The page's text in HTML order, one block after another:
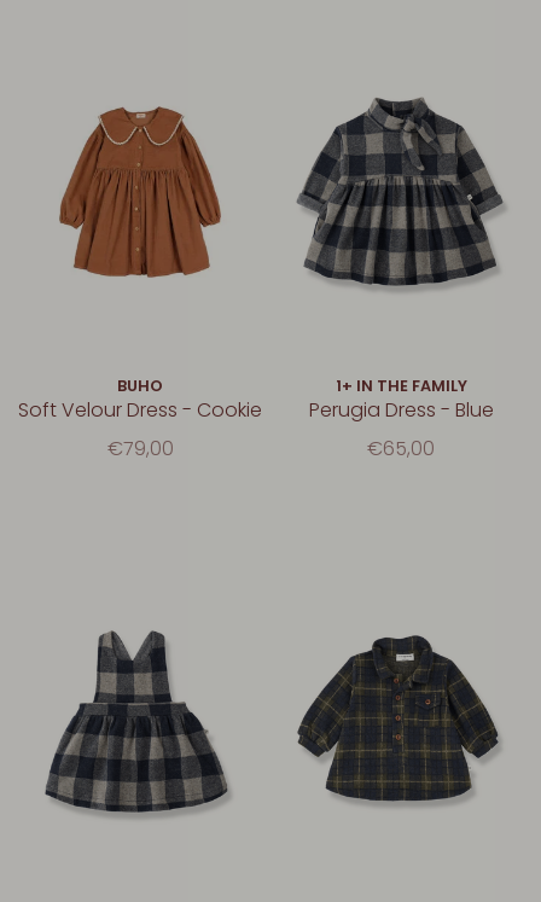
BUHO
Soft Velour Dress - Cookie
€79,00
1+ IN THE FAMILY
Perugia Dress - Blue
€65,00